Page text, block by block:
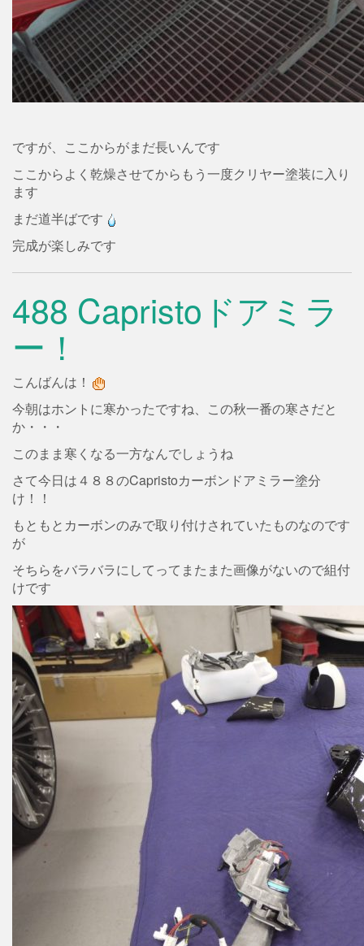
ですが、ここからがまだ長いんです
ここからよく乾燥させてからもう一度クリヤー塗装に入り
ます
まだ道半ばです
完成が楽しみです
488 Capristoドアミラ
ー！
こんばんは！
今朝はホントに寒かったですね、この秋一番の寒さだと
か・・・
このまま寒くなる一方なんでしょうね
さて今日は４８８のCapristoカーボンドアミラー塗分
け！！
もともとカーボンのみで取り付けされていたものなのです
が
そちらをバラバラにしてってまたまた画像がないので組付
けです